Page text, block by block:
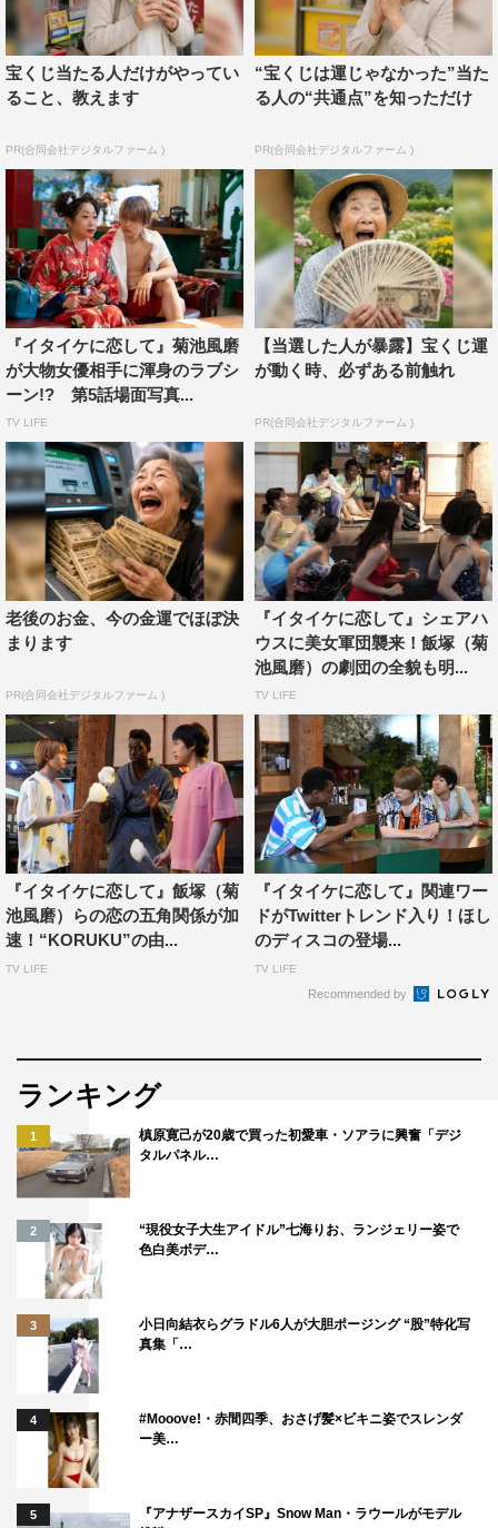
宝くじ当たる人だけがやってい
ること、教えます
PR(合同会社デジタルファーム )
“宝くじは運じゃなかった”当た
る人の“共通点”を知っただけ
PR(合同会社デジタルファーム )
『イタイケに恋して』菊池風磨
が大物女優相手に渾身のラブシ
ーン!? 第5話場面写真...
TV LIFE
【当選した人が暴露】宝くじ運
が動く時、必ずある前触れ
PR(合同会社デジタルファーム )
老後のお金、今の金運でほぼ決
まります
PR(合同会社デジタルファーム )
『イタイケに恋して』シェアハ
ウスに美女軍団襲来！飯塚（菊
池風磨）の劇団の全貌も明...
TV LIFE
『イタイケに恋して』飯塚（菊
池風磨）らの恋の五角関係が加
速！“KORUKU”の由...
TV LIFE
『イタイケに恋して』関連ワー
ドがTwitterトレンド入り！ほし
のディスコの登場...
TV LIFE
Recommended by
ランキング
1
槙原寛己が20歳で買った初愛車・ソアラに興奮「デジ
タルパネル…
2
“現役女子大生アイドル”七海りお、ランジェリー姿で
色白美ボデ…
3
小日向結衣らグラドル6人が大胆ポージング “股”特化写
真集「…
4
#Mooove!・赤間四季、おさげ髪×ビキニ姿でスレンダ
ー美…
5
『アナザースカイSP』Snow Man・ラウールがモデル